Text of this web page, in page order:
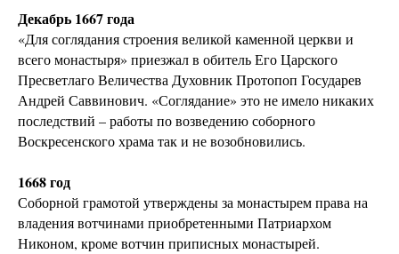
Декабрь 1667 года
«Для соглядания строения великой каменной церкви и
всего монастыря» приезжал в обитель Его Царского
Пресветлаго Величества Духовник Протопоп Государев
Андрей Саввинович. «Соглядание» это не имело никаких
последствий – работы по возведению соборного
Воскресенского храма так и не возобновились.
1668 год
Соборной грамотой утверждены за монастырем права на
владения вотчинами приобретенными Патриархом
Никоном, кроме вотчин приписных монастырей.